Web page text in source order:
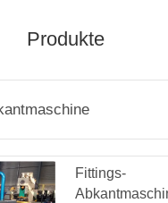
heiße
Produkte
Fittings-